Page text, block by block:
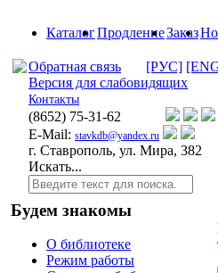
КаталогПродлениеЗаказ
Обратная связь [РУС]
Версия для слабовидящих
Контакты
(8652) 75-31-62
E-Mail: stavkdb@yandex.ru
г. Ставрополь, ул. Мира, 382
Искать...
Будем знакомы
О библиотеке
Режим работы